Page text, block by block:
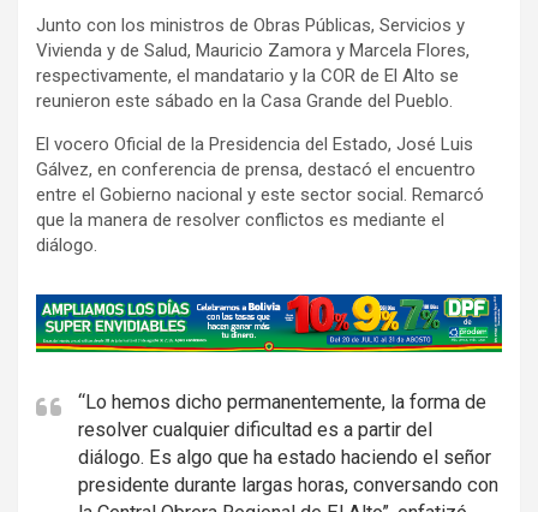
Junto con los ministros de Obras Públicas, Servicios y
Vivienda y de Salud, Mauricio Zamora y Marcela Flores,
respectivamente, el mandatario y la COR de El Alto se
reunieron este sábado en la Casa Grande del Pueblo.
El vocero Oficial de la Presidencia del Estado, José Luis
Gálvez, en conferencia de prensa, destacó el encuentro
entre el Gobierno nacional y este sector social. Remarcó
que la manera de resolver conflictos es mediante el
diálogo.
A
d
e
“Lo hemos dicho permanentemente, la forma de
resolver cualquier dificultad es a partir del
diálogo. Es algo que ha estado haciendo el señor
presidente durante largas horas, conversando con